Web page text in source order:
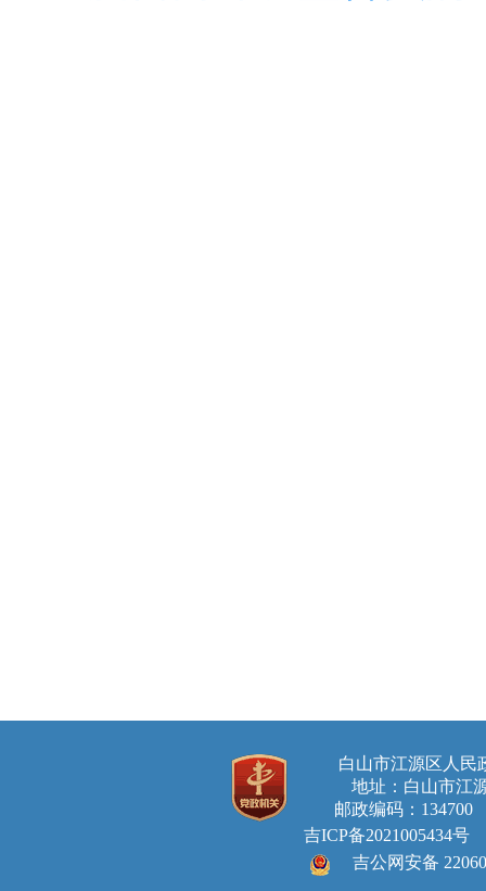
白山市江源区人
地址：白山市江
邮政编码：134700
吉ICP备2021005434号
吉公网安备